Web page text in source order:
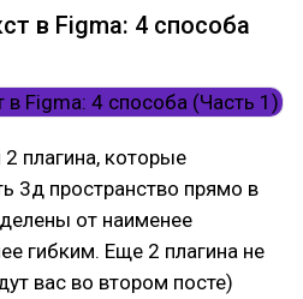
в Figma: 4 способа
плагина, которые
3д пространство прямо в
от наименее
гибким. Еще 2 плагина не
вас во втором посте)